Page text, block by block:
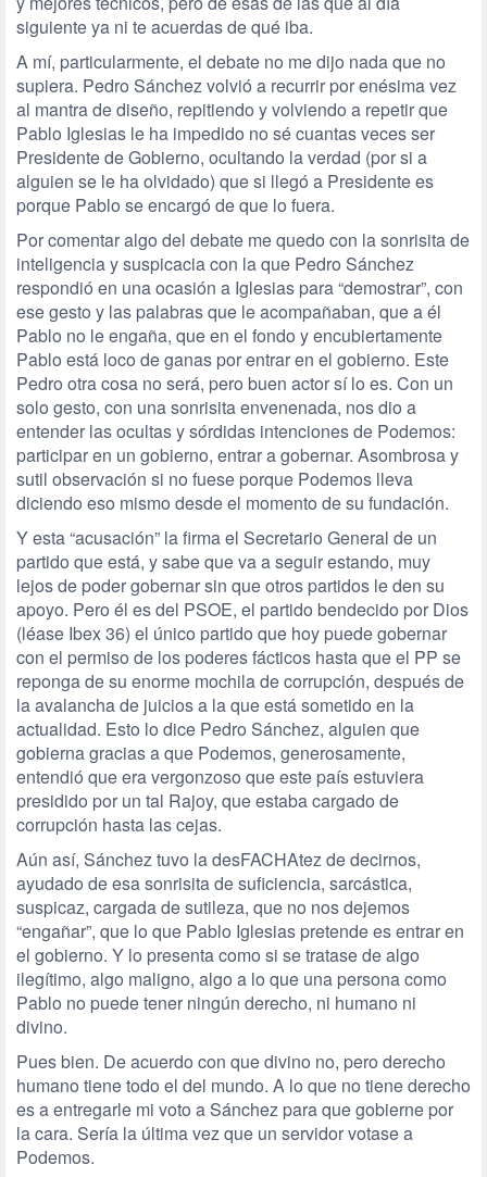
siguiente ya ni te acuerdas de qué iba.
A mí, particularmente, el debate no me dijo nada que no
supiera. Pedro Sánchez volvió a recurrir por enésima vez
al mantra de diseño, repitiendo y volviendo a repetir que
Pablo Iglesias le ha impedido no sé cuantas veces ser
Presidente de Gobierno, ocultando la verdad (por si a
alguien se le ha olvidado) que si llegó a Presidente es
porque Pablo se encargó de que lo fuera.
Por comentar algo del debate me quedo con la sonrisita de
inteligencia y suspicacia con la que Pedro Sánchez
respondió en una ocasión a Iglesias para “demostrar”, con
ese gesto y las palabras que le acompañaban, que a él
Pablo no le engaña, que en el fondo y encubiertamente
Pablo está loco de ganas por entrar en el gobierno. Este
Pedro otra cosa no será, pero buen actor sí lo es. Con un
solo gesto, con una sonrisita envenenada, nos dio a
entender las ocultas y sórdidas intenciones de Podemos:
participar en un gobierno, entrar a gobernar. Asombrosa y
sutil observación si no fuese porque Podemos lleva
diciendo eso mismo desde el momento de su fundación.
Y esta “acusación” la firma el Secretario General de un
partido que está, y sabe que va a seguir estando, muy
lejos de poder gobernar sin que otros partidos le den su
apoyo. Pero él es del PSOE, el partido bendecido por Dios
(léase Ibex 36) el único partido que hoy puede gobernar
con el permiso de los poderes fácticos hasta que el PP se
reponga de su enorme mochila de corrupción, después de
la avalancha de juicios a la que está sometido en la
actualidad. Esto lo dice Pedro Sánchez, alguien que
gobierna gracias a que Podemos, generosamente,
entendió que era vergonzoso que este país estuviera
presidido por un tal Rajoy, que estaba cargado de
corrupción hasta las cejas.
Aún así, Sánchez tuvo la desFACHAtez de decirnos,
ayudado de esa sonrisita de suficiencia, sarcástica,
suspicaz, cargada de sutileza, que no nos dejemos
“engañar”, que lo que Pablo Iglesias pretende es entrar en
el gobierno. Y lo presenta como si se tratase de algo
ilegítimo, algo maligno, algo a lo que una persona como
Pablo no puede tener ningún derecho, ni humano ni
divino.
Pues bien. De acuerdo con que divino no, pero derecho
humano tiene todo el del mundo. A lo que no tiene derecho
es a entregarle mi voto a Sánchez para que gobierne por
la cara. Sería la última vez que un servidor votase a
Podemos.